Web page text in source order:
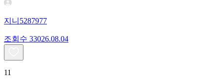
지니5287977
조회수 33026.08.04
11